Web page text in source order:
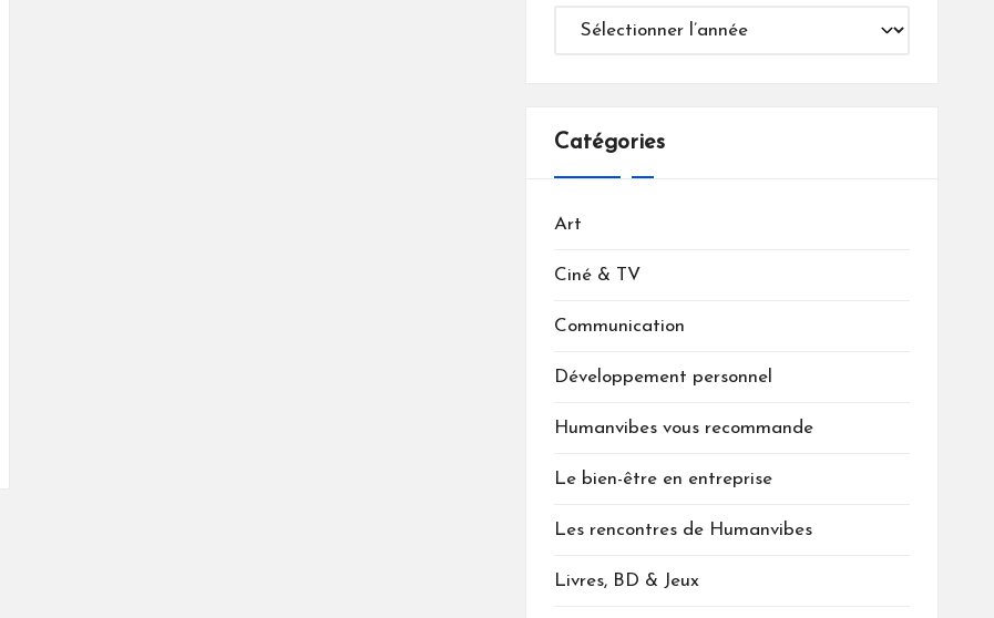
Catégories
Art
Ciné & TV
Communication
Développement personnel
Humanvibes vous recommande
Le bien-être en entreprise
Les rencontres de Humanvibes
Livres, BD & Jeux